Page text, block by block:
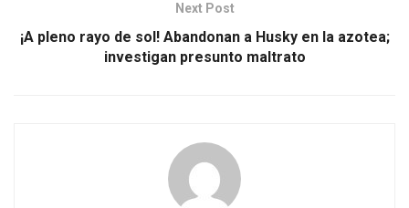
Next Post
¡A pleno rayo de sol! Abandonan a Husky en la azotea;
investigan presunto maltrato